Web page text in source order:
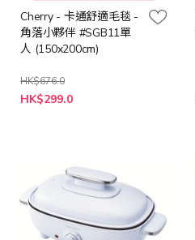
Cherry - 卡通舒適毛毯 -
角落小夥伴 #SGB11單
人 (150x200cm)
HK$676.0
特
殊
HK$299.0